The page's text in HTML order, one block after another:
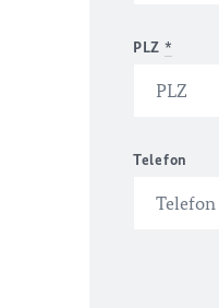
PLZ *
Telefon